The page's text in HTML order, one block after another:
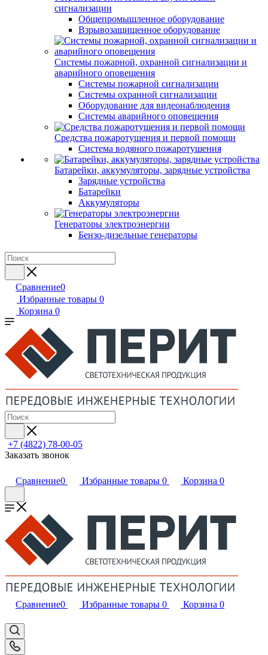
сигнализации
Общепромышленное оборудование
Взрывозащищенное оборудование
Системы пожарной, охранной сигнализации и
аварийного оповещения
Системы пожарной сигнализации
Системы охранной сигнализации
Оборудование для видеонаблюдения
Системы аварийного оповещения
Средства пожаротушения и первой помощи
Система водяного пожаротушения
Батарейки, аккумуляторы, зарядные устройства
Зарядные устройства
Батарейки
Аккумуляторы
Генераторы электроэнергии
Бензо-дизельные генераторы
Сравнение0
Избранные товары 0
Корзина 0
+7 (4822) 78-00-05
Заказать звонок
Сравнение0 Избранные товары 0 Корзина 0
Сравнение0 Избранные товары 0 Корзина 0